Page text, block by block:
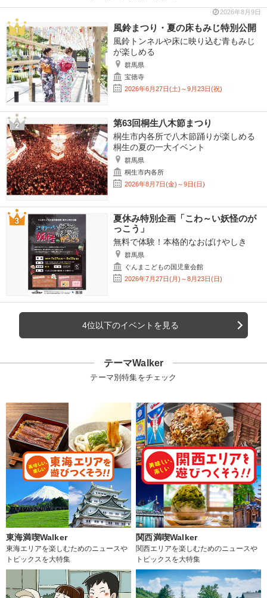
2026年8月9日
風鈴まつり・夏の床もみじ特別公開
風鈴トンネルや床に映り込む青もみじ
が楽しめる
群馬県
宝徳寺
2026年6月27日(土)～9月23日(祝)
第63回桐生八木節まつり
桐生市内各所で八木節踊りが楽しめる
桐生の夏の一大イベント
群馬県
桐生市内各所
2026年8月7日(金)～9日(日)
夏休み特別企画「こわ～い妖怪のが
っこう」
無料で体験！本格的なおばけやしき
群馬県
ぐんまこどもの国児童会館
2026年7月27日(月)～8月23日(日)
4位以下のイベントを見る
テーマWalker
テーマ別特集をチェック
東海満喫Walker
東海エリアを楽しむためのニュースや
トピックスを大特集
関西満喫Walker
関西エリアを楽しむためのニュースや
トピックスを大特集